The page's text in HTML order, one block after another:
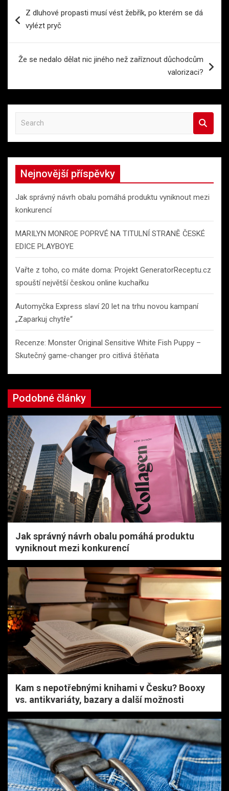
proZ dluhové propasti musí vést žebřík, po kterém se dá
vylézt pryč
Že se nedalo dělat nic jiného než zaříznout důchodcům
valorizaci?
a
r
h
Nejnovější příspěvky
Jak správný návrh obalu pomáhá produktu vyniknout mezi
konkurencí
MARILYN MONROE POPRVÉ NA TITULNÍ STRANĚ ČESKÉ
EDICE PLAYBOYE
Vařte z toho, co máte doma: Projekt GeneratorReceptu.cz
spouští největší českou online kuchařku
Automyčka Express slaví 20 let na trhu novou kampaní
„Zaparkuj chytře“
Recenze: Monster Original Sensitive White Fish Puppy –
Skutečný game-changer pro citlivá štěňata
Podobné články
Jak správný návrh obalu pomáhá produktu
vyniknout mezi konkurencí
Kam s nepotřebnými knihami v Česku? Booxy
vs. antikvariáty, bazary a další možnosti